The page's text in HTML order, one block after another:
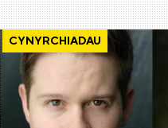
CYNYRCHIADAU